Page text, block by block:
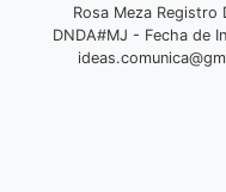
Rosa Meza
DNDA#MJ - Fecha de